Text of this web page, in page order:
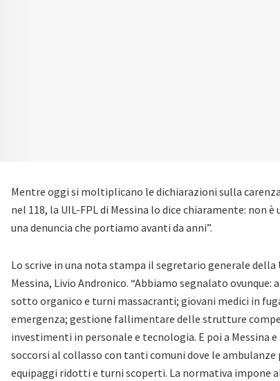
Mentre oggi si moltiplicano le dichiarazioni sulla
nel 118, la UIL-FPL di Messina lo dice chiaramente: non è
una denuncia che portiamo avanti da anni”.
Lo scrive in una nota stampa il segretario generale della
Messina, Livio Andronico. “Abbiamo segnalato ovunque:
sotto organico e turni massacranti; giovani medici in
emergenza; gestione fallimentare delle strutture
investimenti in personale e tecnologia. E poi a Messina
soccorsi al collasso con tanti comuni dove le
equipaggi ridotti e turni scoperti. La normativa impone